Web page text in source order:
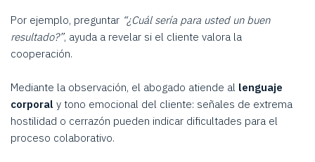
Por ejemplo, preguntar “¿Cuál sería para usted un buen
resultado?”, ayuda a revelar si el cliente valora la
cooperación.
Mediante la observación, el abogado atiende al lenguaje
corporal y tono emocional del cliente: señales de extrema
hostilidad o cerrazón pueden indicar dificultades para el
proceso colaborativo.